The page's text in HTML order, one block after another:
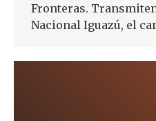
Fronteras.
Nacional Iguazú, el